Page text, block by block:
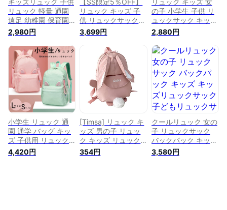
キッズリュック 子供
リュック 軽量 通園
遠足 幼稚園 保育園
小学生 M L サイズ
リュックサック 子ど
も 男の子 女の子 お
しゃれ 大容量 バッ
クパック 子供用リュ
ック アウトドア 全6
色 通学リュック 遠
足 通学 入園入学 入
学祝い A4
2,980円
【SS限定5％OFF】
リュック キッズ 子
供 リュックサック
キッズバック おしゃ
れ 20L 35L A4教科
書 小学生男の子 女
の子 大容量 塾バッ
グ 通学リュック キ
ッズリュック 防水
遠足 通学 バックパ
ック プレゼント
3,699円
リュック キッズ 女
の子 小学生 子供 リ
ュックサック キッズ
バック レディースリ
ュック おしゃれ A4
教科書 大容量 塾バ
ッグ 通学リュック
入学祝い キッズリュ
ック 防水 遠足 通学
バックパック プレゼ
ント 塾用 送料無料
ギフト
2,880円
小学生 リュック 通
園 通学 バッグ キッ
ズ 子供用 リュック
サック アウトドアバ
ッグ 男の子 女の子
4,420円
[Timsa] リュック キ
ッズ 男の子 リュッ
ク キッズ リュック
サック 子供用スクー
ルバッグ 男の子 女
354円
クールリュック 女の
子 リュックサック
バックパック キッズ
キッズリュックサッ
ク 子どもリュックサ
3,580円